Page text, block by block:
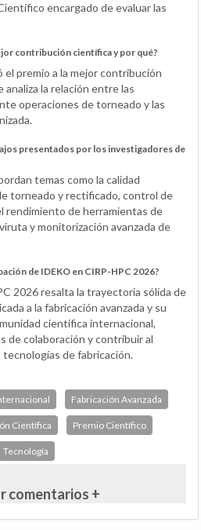
encargado de evaluar las
contribución científica y por qué?
premio a la mejor contribución
la relación entre las
operaciones de torneado y las
presentados por los investigadores de
temas como la calidad
torneado y rectificado, control de
rendimiento de herramientas de
y monitorización avanzada de
de IDEKO en CIRP-HPC 2026?
2026 resalta la trayectoria sólida de
a la fabricación avanzada y su
científica internacional,
de colaboración y contribuir al
de fabricación.
Fabricación Avanzada
Científica Premio Científico
Tecnología
comentarios +